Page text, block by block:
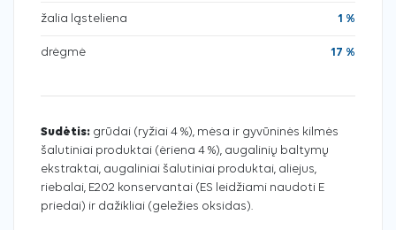
žalia ląsteliena 1 %
drėgmė 17 %
Sudėtis: grūdai (ryžiai 4 %), mėsa ir gyvūninės kilmės
šalutiniai produktai (ėriena 4 %), augalinių baltymų
ekstraktai, augaliniai šalutiniai produktai, aliejus,
riebalai, E202 konservantai (ES leidžiami naudoti E
priedai) ir dažikliai (geležies oksidas).